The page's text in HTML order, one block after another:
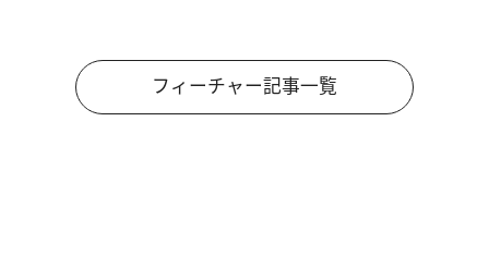
フィーチャー記事一覧